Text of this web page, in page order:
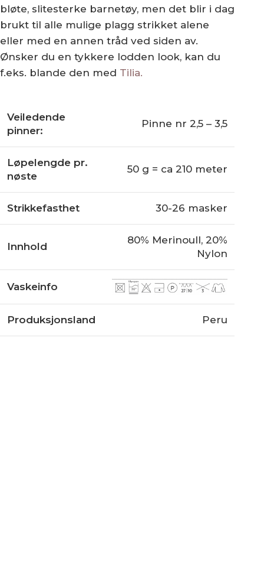
bløte, slitesterke barnetøy, men det blir i dag
brukt til alle mulige plagg strikket alene
eller med en annen tråd ved siden av.
Ønsker du en tykkere lodden look, kan du
f.eks. blande den med Tilia.
Veiledende
pinner:
Pinne nr 2,5 – 3,5
Løpelengde pr.
nøste
50 g = ca 210 meter
Strikkefasthet 30-26 masker
Innhold
80% Merinoull, 20%
Nylon
Vaskeinfo
Produksjonsland Peru